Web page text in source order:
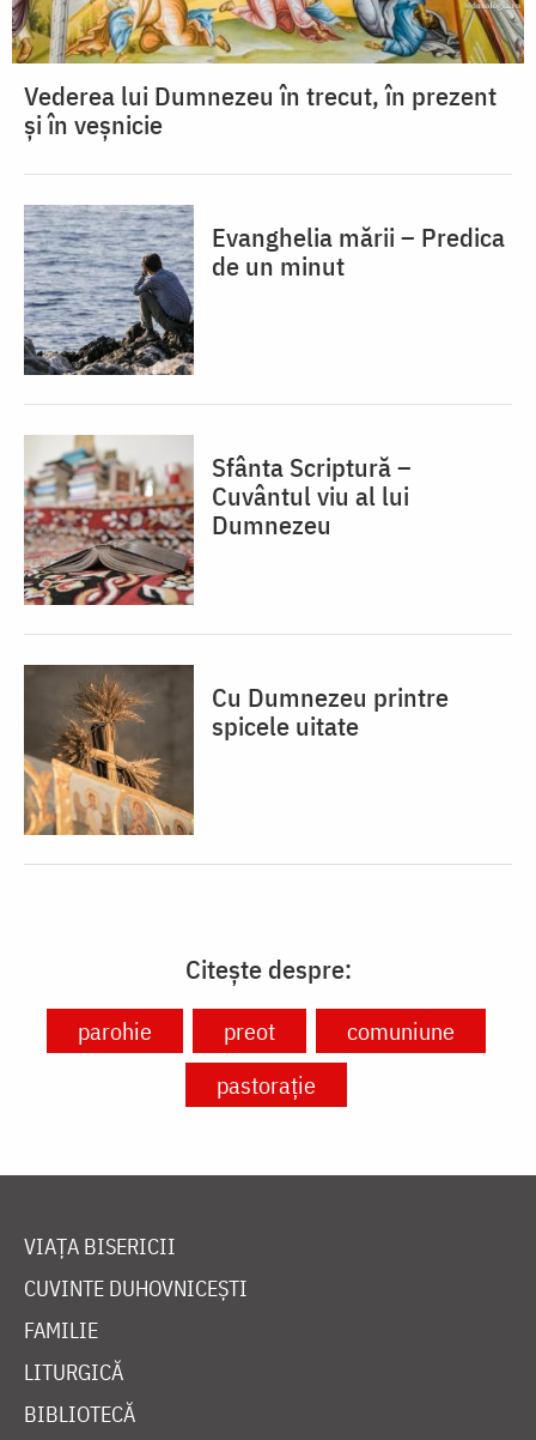
Vederea lui Dumnezeu în trecut, în prezent
și în veșnicie
Evanghelia mării – Predica
de un minut
Sfânta Scriptură –
Cuvântul viu al lui
Dumnezeu
Cu Dumnezeu printre
spicele uitate
Citește despre:
parohie preot
comuniune
pastorație
VIAȚA BISERICII
CUVINTE DUHOVNICEȘTI
FAMILIE
LITURGICĂ
BIBLIOTECĂ